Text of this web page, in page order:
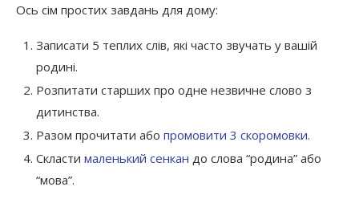
Ось сім простих завдань для дому:
Записати 5 теплих слів, які часто звучать у вашій
родині.
Розпитати старших про одне незвичне слово з
дитинства.
Разом прочитати або промовити 3 скоромовки.
Скласти маленький сенкан до слова “родина” або
“мова”.